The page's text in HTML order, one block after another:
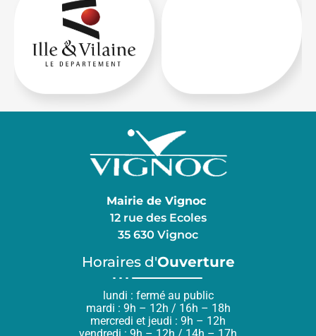
Mairie de Vignoc
12 rue des Ecoles
35 630 Vignoc
Horaires d'Ouverture
lundi : fermé au public
mardi : 9h – 12h / 16h – 18h
mercredi et jeudi : 9h – 12h